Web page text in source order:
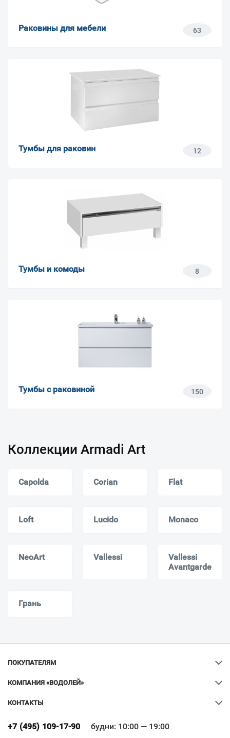
Раковины для мебели 63
Тумбы для раковин 12
Тумбы и комоды 8
Тумбы с раковиной 150
Коллекции Armadi Art
Capolda Corian Flat
Loft Lucido Monaco
NeoArt Vallessi
Vallessi
Avantgarde
Грань
ПОКУПАТЕЛЯМ
КОМПАНИЯ «ВОДОЛЕЙ»
КОНТАКТЫ
+7 (495) 109-17-90
будни: 10:00 — 19:00